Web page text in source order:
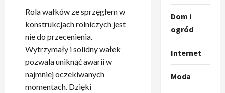
Rola wałków ze sprzęgłem w
konstrukcjach rolniczych jest
nie do przecenienia.
Wytrzymały i solidny wałek
pozwala uniknąć awarii w
najmniej oczekiwanych
momentach. Dzięki
Dom i
ogród
Internet
Moda